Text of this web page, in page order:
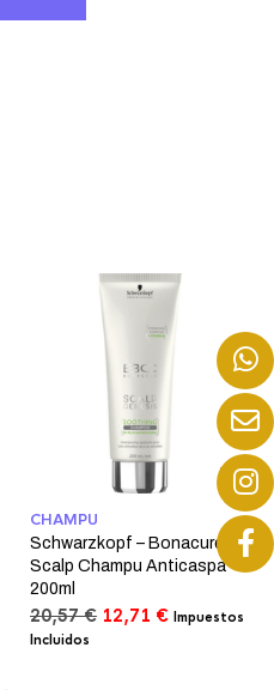
CHAMPU
Schwarzkopf – Bonacure
Scalp Champu Anticaspa
200ml
20,57€ El
12,71 €ElImpuestos
Incluidos